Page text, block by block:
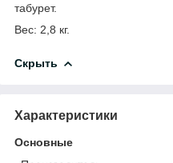
табурет.
Вес: 2,8 кг.
Скрыть
Характеристики
Основные